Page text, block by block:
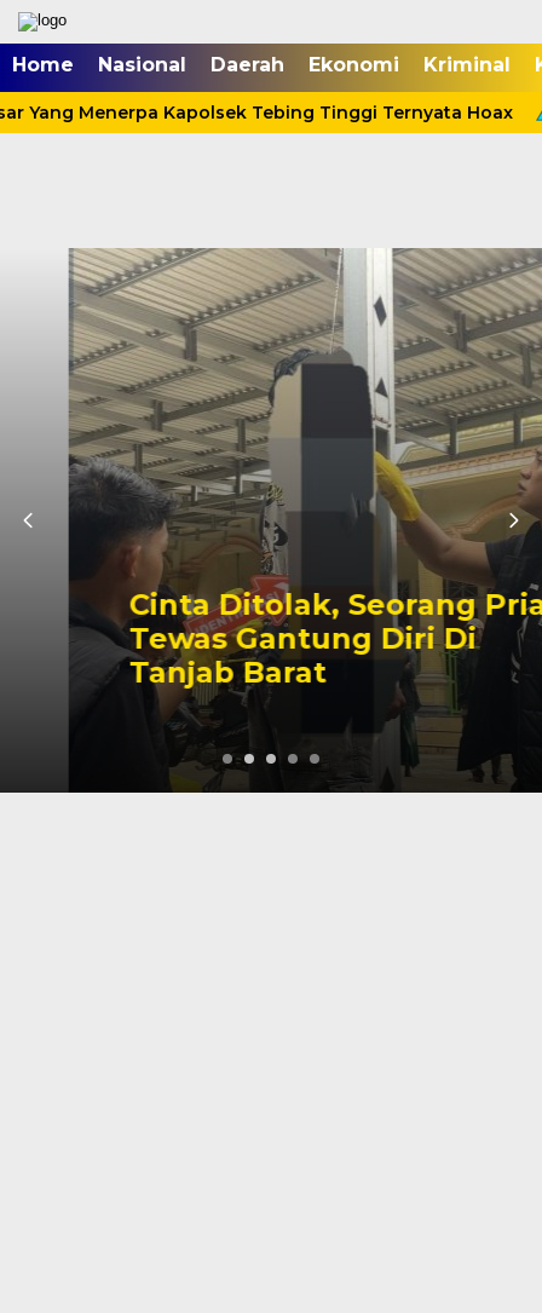
Home Nasional Daerah Ekonomi Kriminal
Yang Menerpa Kapolsek Tebing Tinggi Ternyata Hoax
Cinta Ditolak, Seorang Pria
Tewas Gantung Diri Di
Tanjab Barat